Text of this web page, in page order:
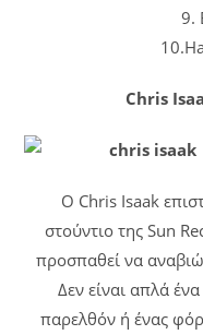
9.
Chris
Ο Chris Isaak
στούντιο της Sun
προσπαθεί να
Δεν είναι απλά
παρελθόν ή ένας